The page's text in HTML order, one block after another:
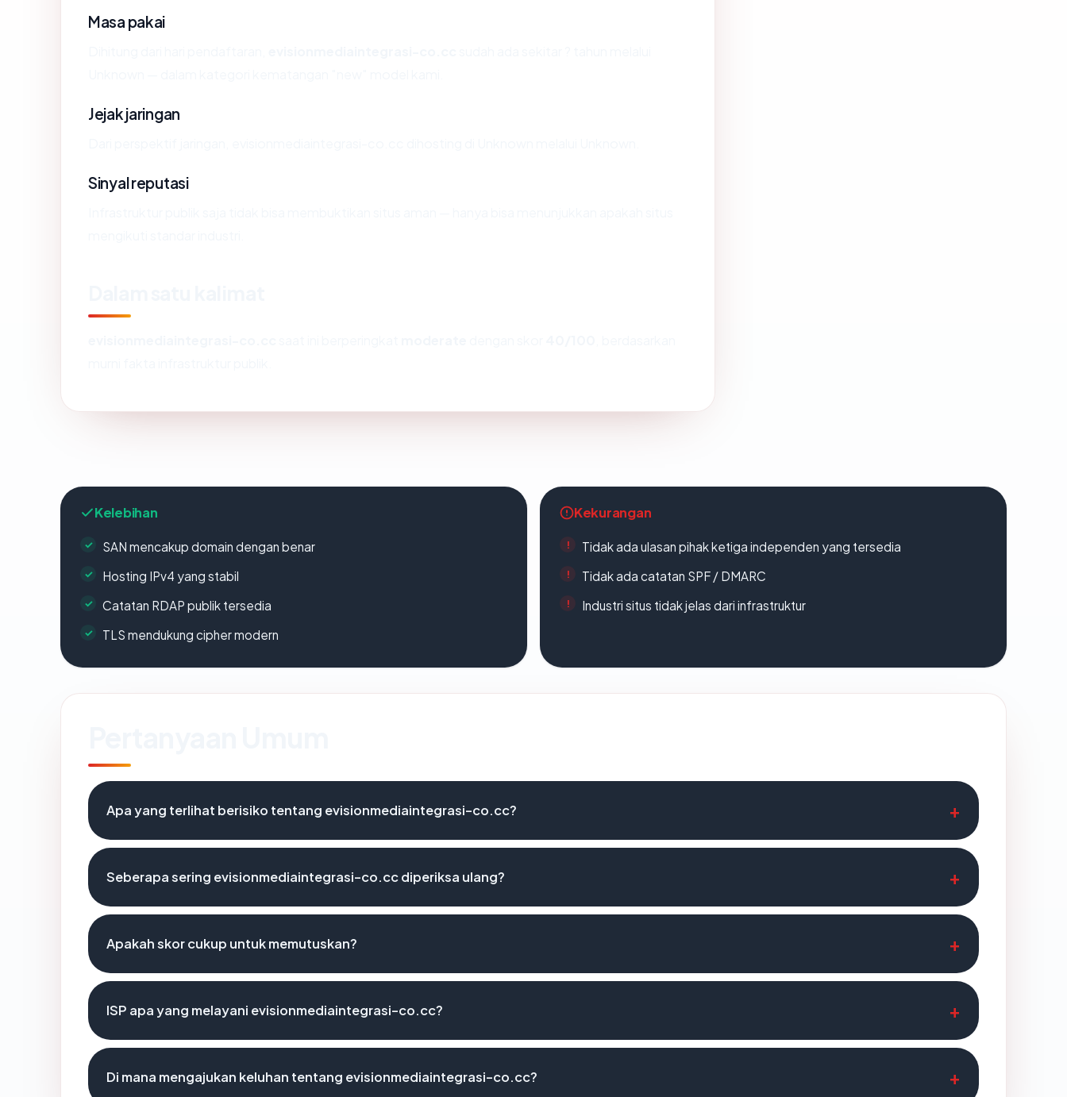
Masa pakai
Jejak jaringan
Sinyal reputasi
Kelebihan
SAN mencakup domain dengan benar
Hosting IPv4 yang stabil
Catatan RDAP publik tersedia
TLS mendukung cipher modern
Kekurangan
Tidak ada ulasan pihak ketiga independen yang tersedia
Tidak ada catatan SPF / DMARC
Industri situs tidak jelas dari infrastruktur
Apa yang terlihat berisiko tentang evisionmediaintegrasi-co.cc?
Seberapa sering evisionmediaintegrasi-co.cc diperiksa ulang?
Apakah skor cukup untuk memutuskan?
ISP apa yang melayani evisionmediaintegrasi-co.cc?
Di mana mengajukan keluhan tentang evisionmediaintegrasi-co.cc?